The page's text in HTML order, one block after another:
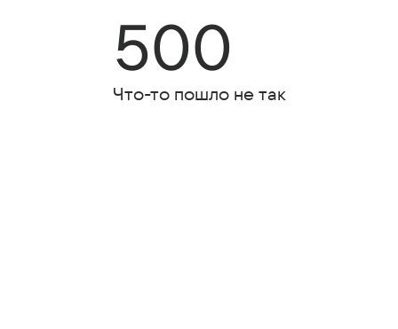
500
Что-то пошло не так